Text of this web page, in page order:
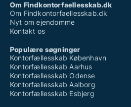
Om Findkontorfaellesskab.dk
Om Findkontorfaellesskab.dk
Nyt om ejendomme
Kontakt os
Populære søgninger
Kontorfællesskab København
Kontorfællesskab Aarhus
Kontorfællesskab Odense
Kontorfællesskab Aalborg
Kontorfællesskab Esbjerg